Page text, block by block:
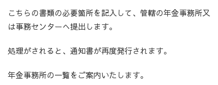
こちらの書類の必要箇所を記入して、管轄の年金事務所又
は事務センターへ提出します。
処理がされると、通知書が再度発行されます。
年金事務所の一覧をご案内いたします。